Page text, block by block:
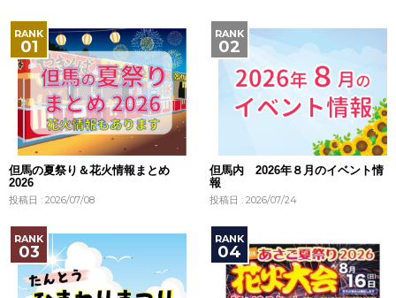
但馬の夏祭り＆花火情報まとめ
2026
投稿日 : 2026/07/08
但馬内 2026年８月のイベント情
報
投稿日 : 2026/07/24